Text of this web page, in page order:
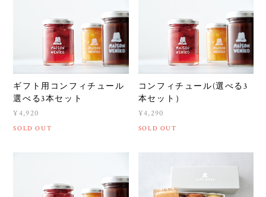
ギフト用コンフィチュール
選べる3本セット
¥4,920
SOLD OUT
コンフィチュール(選べる3
本セット）
¥4,290
SOLD OUT